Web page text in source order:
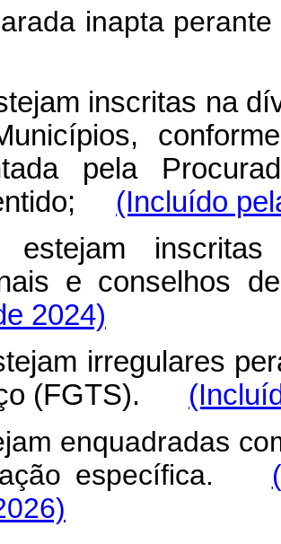
inapta
inscritas na
pela
(Incluído
e
2024)
irregulares
(FGTS).
enquadradas
específica.